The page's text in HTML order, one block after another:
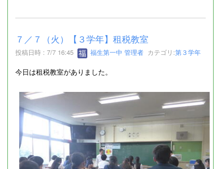
７／７（火）【３学年】租税教室
投稿日時 : 7/7 16:45 福生第一中 管理者 カテゴリ:第３学年
今日は租税教室がありました。